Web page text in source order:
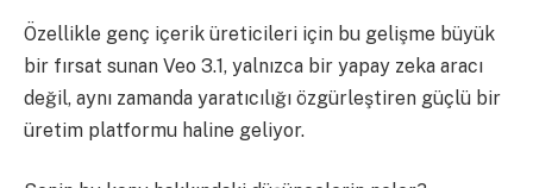
Özellikle genç içerik üreticileri için bu gelişme büyük
bir fırsat sunan Veo 3.1, yalnızca bir yapay zeka aracı
değil, aynı zamanda yaratıcılığı özgürleştiren güçlü bir
üretim platformu haline geliyor.